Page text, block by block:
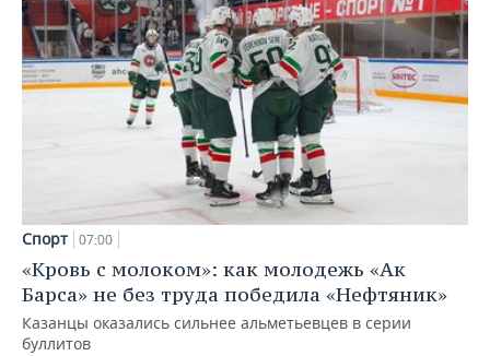
Спорт 07:00
«Кровь с молоком»: как молодежь «Ак
Барса» не без труда победила «Нефтяник»
Казанцы оказались сильнее альметьевцев в серии
буллитов